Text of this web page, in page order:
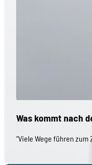
Was kommt nach
“Viele Wege führen